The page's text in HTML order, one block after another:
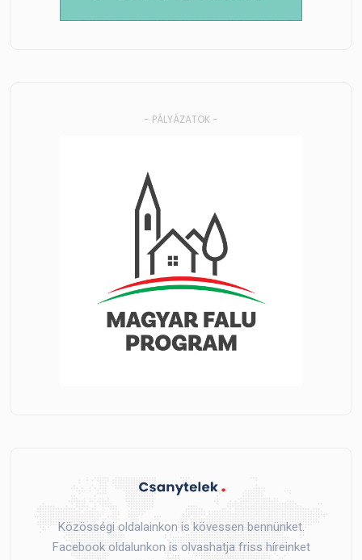
- PÁLYÁZATOK -
Közösségi oldalainkon is kövessen bennünket.
Facebook oldalunkon is olvashatja friss híreinket